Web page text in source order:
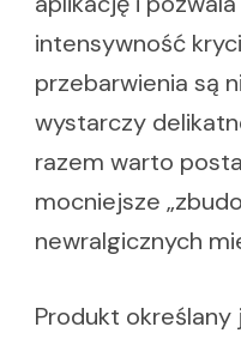
intensywność
przebarwienia są
wystarczy
razem warto
mocniejsze
newralgicznych
Produkt określany